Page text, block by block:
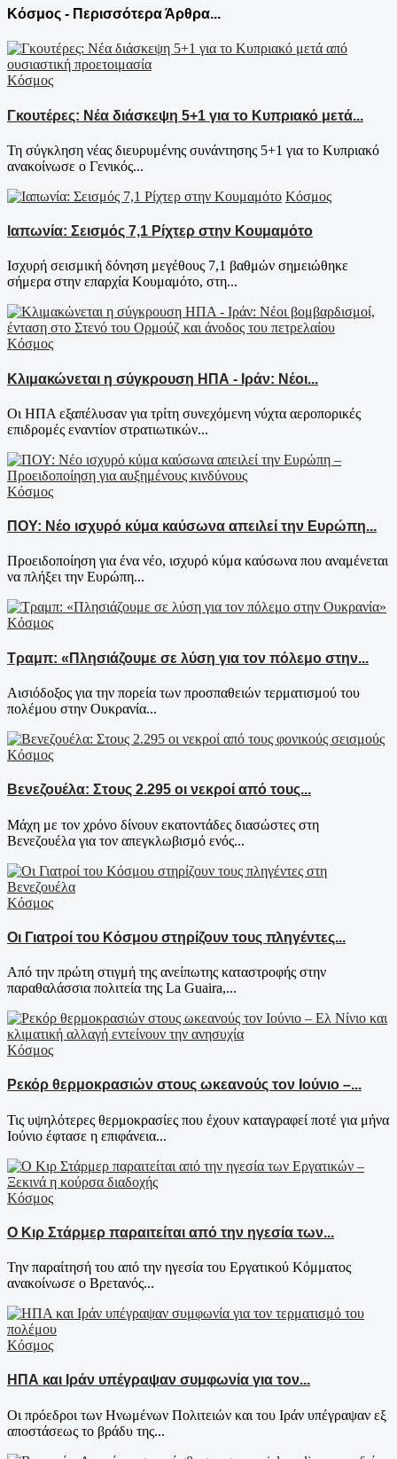
Κόσμος - Περισσότερα Άρθρα...
Κόσμος
Γκουτέρες: Νέα διάσκεψη 5+1 για το Κυπριακό μετά...
Τη σύγκληση νέας διευρυμένης συνάντησης 5+1 για το Κυπριακό
ανακοίνωσε ο Γενικός...
Κόσμος
Ιαπωνία: Σεισμός 7,1 Ρίχτερ στην Κουμαμότο
Ισχυρή σεισμική δόνηση μεγέθους 7,1 βαθμών σημειώθηκε
σήμερα στην επαρχία Κουμαμότο, στη...
Κόσμος
Κλιμακώνεται η σύγκρουση ΗΠΑ - Ιράν: Νέοι...
Οι ΗΠΑ εξαπέλυσαν για τρίτη συνεχόμενη νύχτα αεροπορικές
επιδρομές εναντίον στρατιωτικών...
Κόσμος
ΠΟΥ: Νέο ισχυρό κύμα καύσωνα απειλεί την Ευρώπη...
Προειδοποίηση για ένα νέο, ισχυρό κύμα καύσωνα που αναμένεται
να πλήξει την Ευρώπη...
Κόσμος
Τραμπ: «Πλησιάζουμε σε λύση για τον πόλεμο στην...
Αισιόδοξος για την πορεία των προσπαθειών τερματισμού του
πολέμου στην Ουκρανία...
Κόσμος
Βενεζουέλα: Στους 2.295 οι νεκροί από τους...
Μάχη με τον χρόνο δίνουν εκατοντάδες διασώστες στη
Βενεζουέλα για τον απεγκλωβισμό ενός...
Κόσμος
Οι Γιατροί του Κόσμου στηρίζουν τους πληγέντες...
Από την πρώτη στιγμή της ανείπωτης καταστροφής στην
παραθαλάσσια πολιτεία της La Guaira,...
Κόσμος
Ρεκόρ θερμοκρασιών στους ωκεανούς τον Ιούνιο –...
Τις υψηλότερες θερμοκρασίες που έχουν καταγραφεί ποτέ για μήνα
Ιούνιο έφτασε η επιφάνεια...
Κόσμος
Ο Κιρ Στάρμερ παραιτείται από την ηγεσία των...
Την παραίτησή του από την ηγεσία του Εργατικού Κόμματος
ανακοίνωσε ο Βρετανός...
Κόσμος
ΗΠΑ και Ιράν υπέγραψαν συμφωνία για τον...
Οι πρόεδροι των Ηνωμένων Πολιτειών και του Ιράν υπέγραψαν εξ
αποστάσεως το βράδυ της...